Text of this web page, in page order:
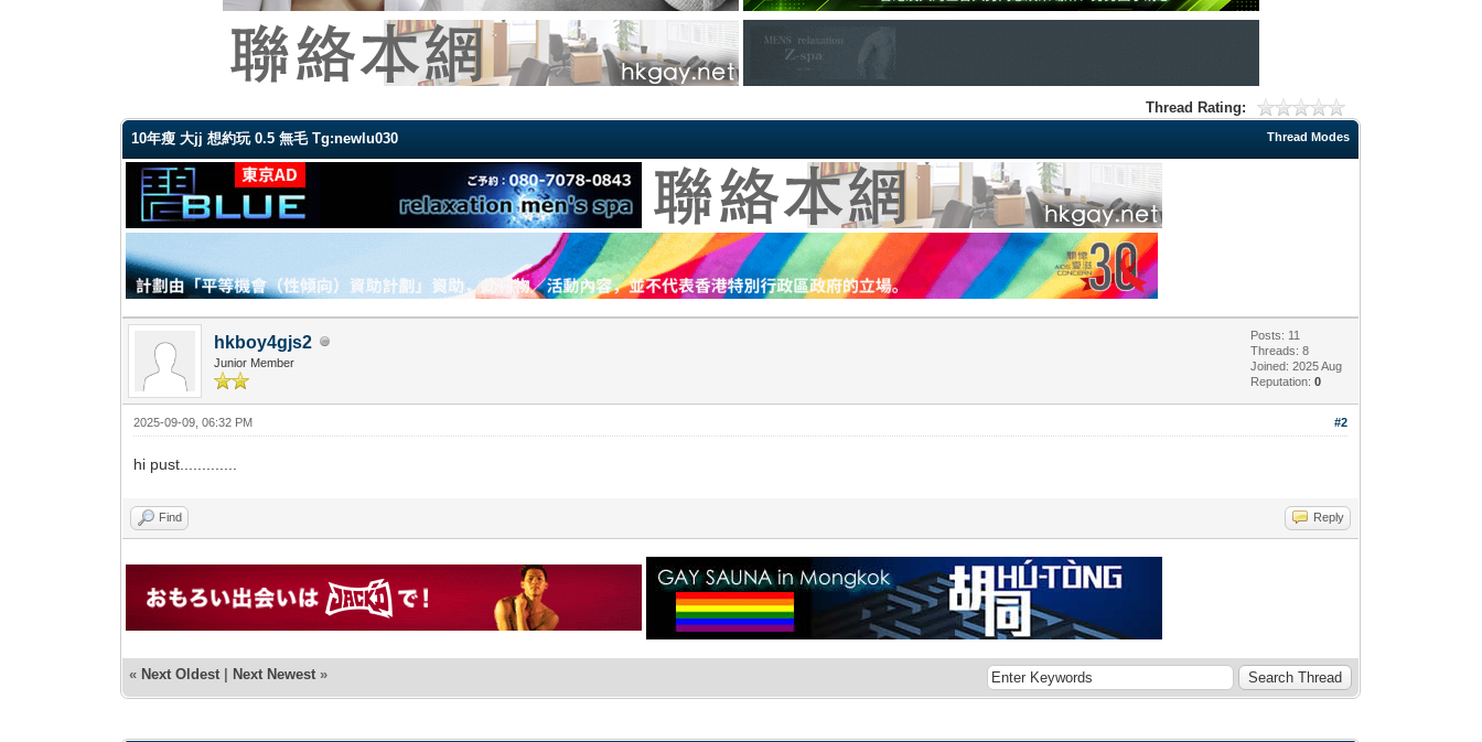
Thread Rating:
Thread Modes
10年瘦 大jj 想約玩 0.5 無毛 Tg:newlu030
hkboy4gjs2
Junior Member
Posts: 11
Threads: 8
Joined: 2025 Aug
Reputation:0
#2
2025-09-09, 06:32 PM
hi pust.............
Find Reply
« Next Oldest | Next Newest »